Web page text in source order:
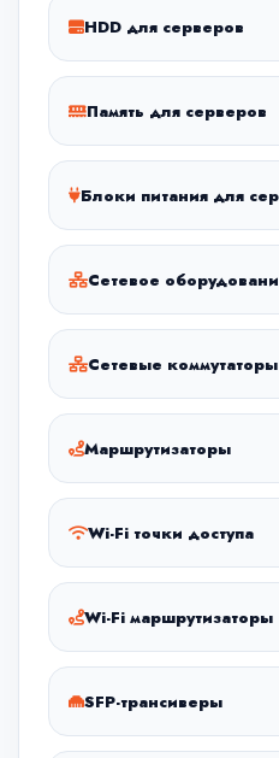
HDD для серверов
Память для серверов
Блоки питания для
Сетевое
Сетевые коммутаторы
Маршрутизаторы
Wi-Fi точки доступа
Wi-Fi маршрутизаторы
SFP-трансиверы